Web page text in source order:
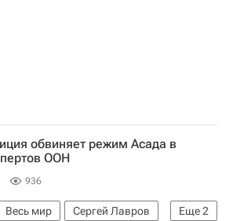
обвиняет режим Асада в
ООН
936
Еще2
Весь мир
Сергей Лавров